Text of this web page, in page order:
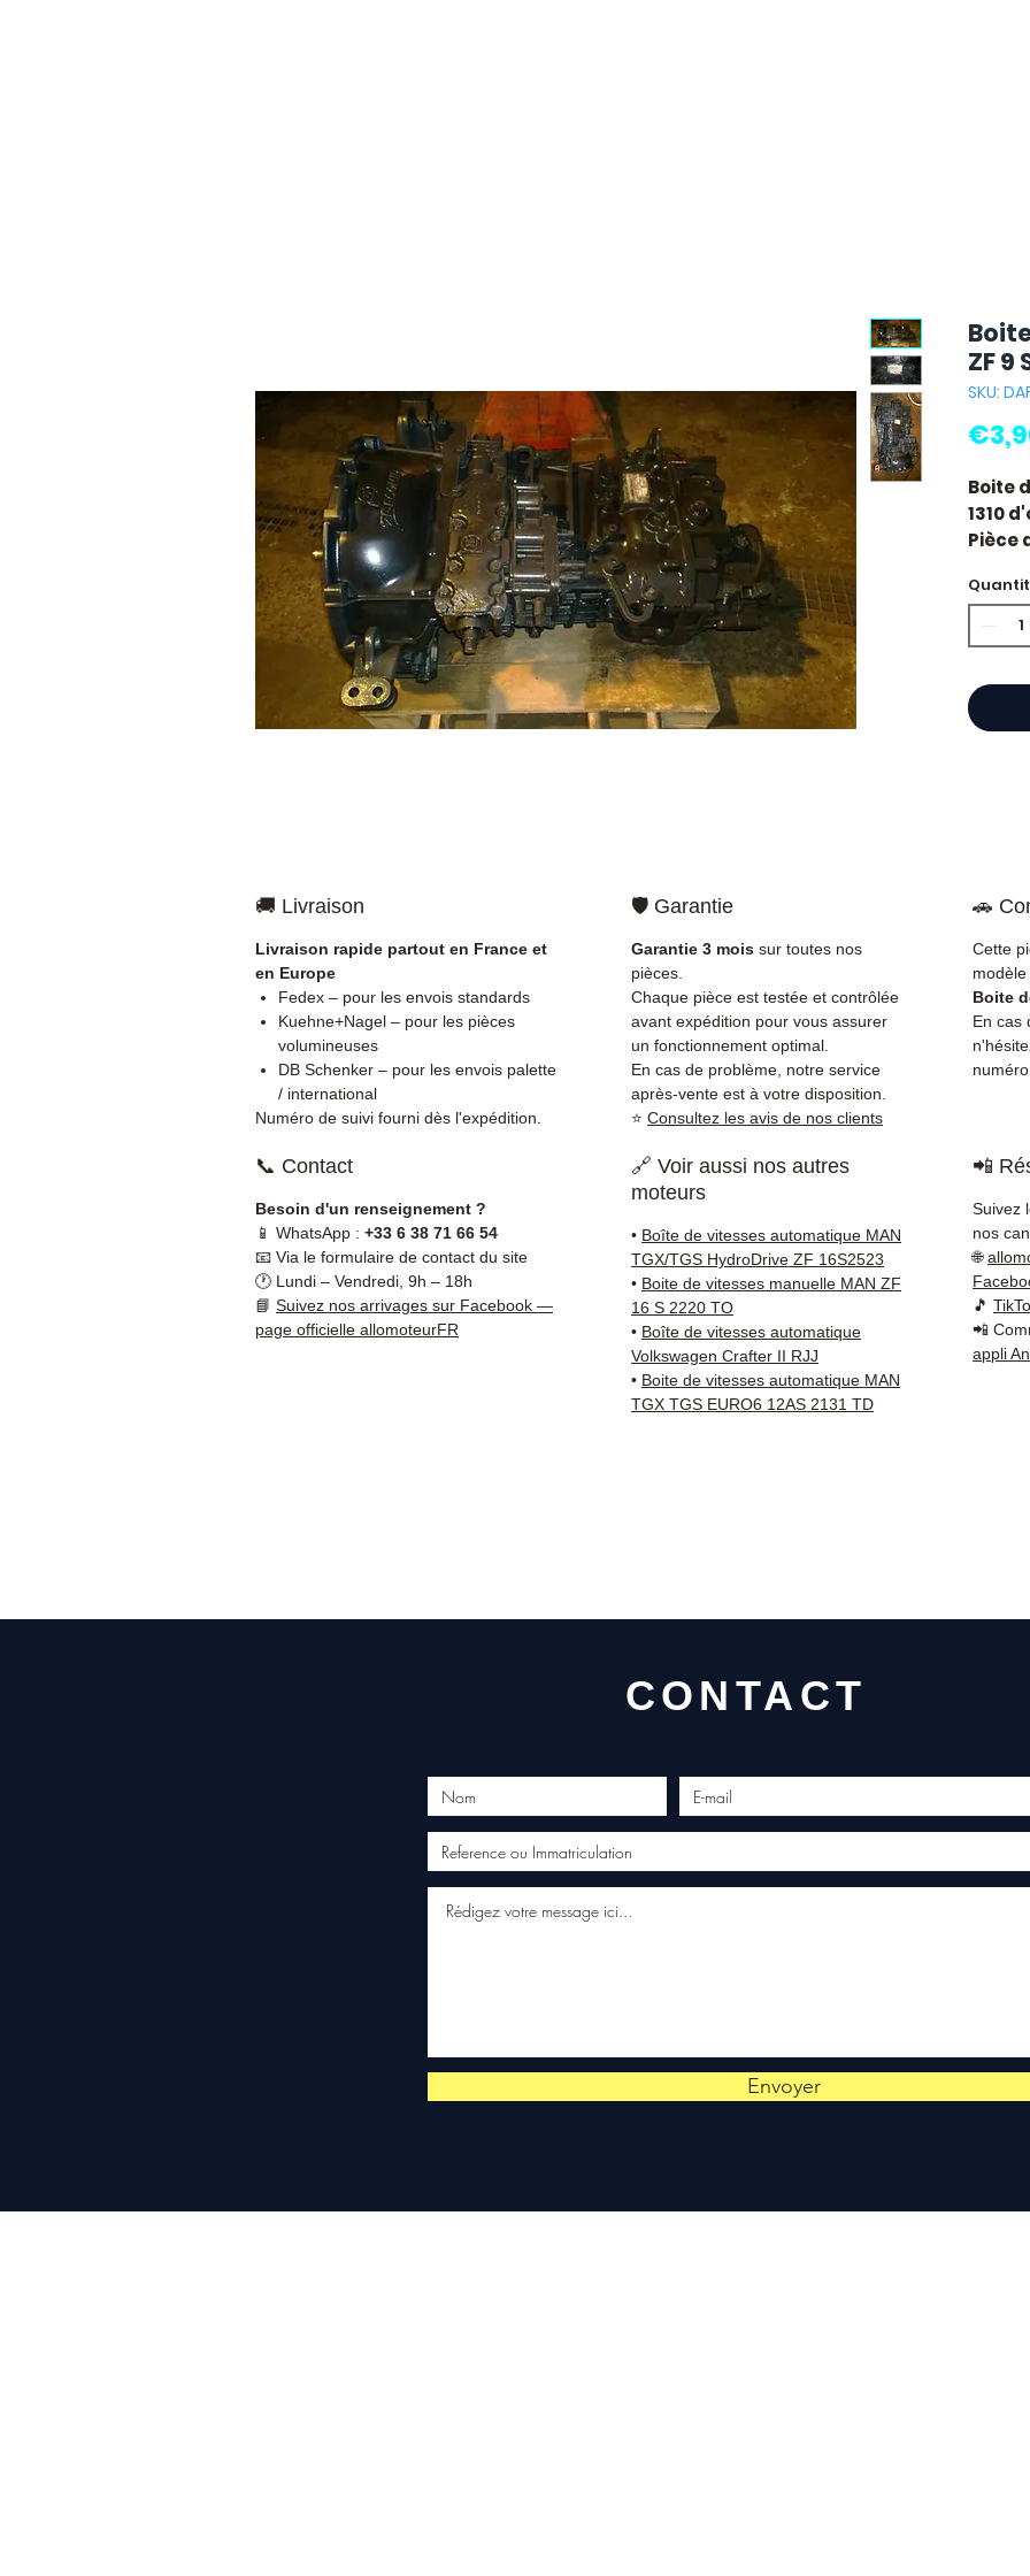
ZF 9
SKU:
Boite
1310
Pièce
État
sur
Man.
38 71
sur
en
Bas,
3
🚚 Livraison
Livraison rapide partout en France et
en Europe
Fedex – pour les envois standards
Kuehne+Nagel – pour les pièces
volumineuses
DB Schenker – pour les envois palette
/ international
Numéro de suivi fourni dès l'expédition.
🛡️ Garantie
Garantie 3 mois sur toutes nos
pièces.
Chaque pièce est testée et contrôlée
avant expédition pour vous assurer
un fonctionnement optimal.
En cas de problème, notre service
après-vente est à votre disposition.
⭐ Consultez les avis de nos clients
🚗
Cette
Boite
En cas
📞 Contact
Besoin d'un renseignement ?
📱 WhatsApp : +33 6 38 71 66 54
📧 Via le formulaire de contact du site
🕐 Lundi – Vendredi, 9h – 18h
📘 Suivez nos arrivages sur Facebook —
page officielle allomoteurFR
🔗 Voir aussi nos autres
moteurs
• Boîte de vitesses automatique MAN
TGX/TGS HydroDrive ZF 16S2523
• Boite de vitesses manuelle MAN ZF
16 S 2220 TO
• Boîte de vitesses automatique
Volkswagen Crafter II RJJ
• Boite de vitesses automatique MAN
TGX TGS EURO6 12AS 2131 TD
📲
Suivez
nos
🌐
🎵
📲
appli
CONTACT
Envoyer